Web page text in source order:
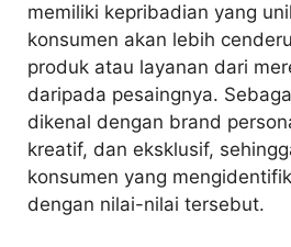
memiliki kepribadian yang
konsumen akan lebih
produk atau layanan dari
daripada pesaingnya.
dikenal dengan brand
kreatif, dan eksklusif,
konsumen yang
dengan nilai-nilai tersebut.